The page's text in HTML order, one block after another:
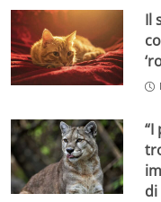
Il
di